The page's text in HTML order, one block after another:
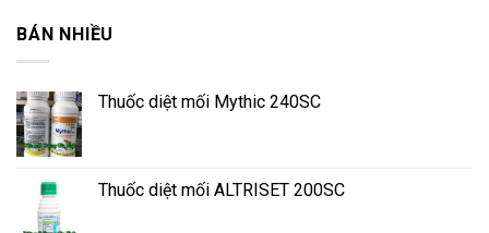
BÁN NHIỀU
Thuốc diệt mối Mythic 240SC
Thuốc diệt mối ALTRISET 200SC